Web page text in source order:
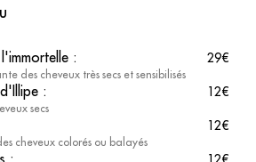
:
des cheveux très secs et sensibilisés
29€
:
secs
12€
cheveux colorés ou balayés
12€
12€